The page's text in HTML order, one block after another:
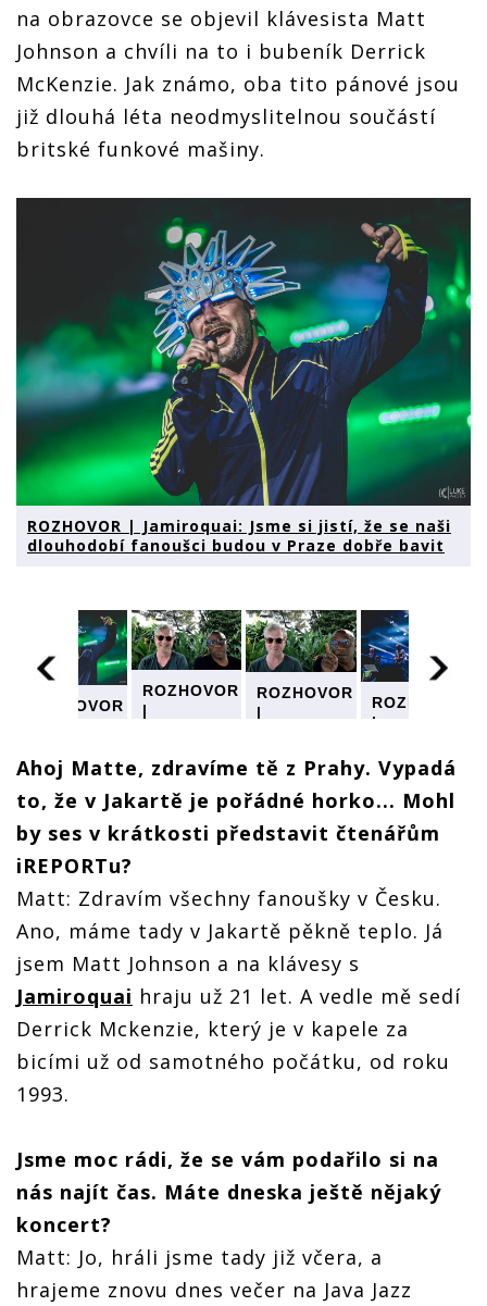
na obrazovce se objevil klávesista Matt
Johnson a chvíli na to i bubeník Derrick
McKenzie. Jak známo, oba tito pánové jsou
již dlouhá léta neodmyslitelnou součástí
britské funkové mašiny.
ROZHOVOR | Jamiroquai: Jsme si jistí, že se naši
dlouhodobí fanoušci budou v Praze dobře bavit
ROZHOVOR
Jsme si
jistí, že se
naši
dlouhodobí
fanoušci
budou v
dobře
ROZHOVOR
|
jistí, že se
naši
dlouhodobí
fanoušci
dobře
bavit
ROZHOVOR
|
jistí, že se
naši
dlouhodobí
fanoušci
dobře
bavit
ROZHOVOR
|
Jsme si
jistí, že se
naši
dlouhodobí
fanoušci
dobře
Ahoj Matte, zdravíme tě z Prahy. Vypadá
to, že v Jakartě je pořádné horko... Mohl
by ses v krátkosti představit čtenářům
iREPORTu?
Matt: Zdravím všechny fanoušky v Česku.
Ano, máme tady v Jakartě pěkně teplo. Já
jsem Matt Johnson a na klávesy s
Jamiroquai hraju už 21 let. A vedle mě sedí
Derrick Mckenzie, který je v kapele za
bicími už od samotného počátku, od roku
1993.
Jsme moc rádi, že se vám podařilo si na
nás najít čas. Máte dneska ještě nějaký
koncert?
Matt: Jo, hráli jsme tady již včera, a
hrajeme znovu dnes večer na Java Jazz